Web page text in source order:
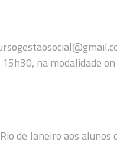
na modalidade
de Janeiro aos alunos